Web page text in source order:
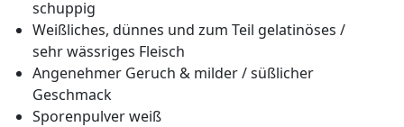
schuppig
Weißliches, dünnes und zum Teil gelatinöses /
sehr wässriges Fleisch
Angenehmer Geruch & milder / süßlicher
Geschmack
Sporenpulver weiß